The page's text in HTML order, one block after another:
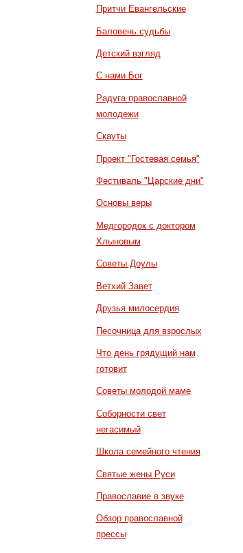
Притчи Евангельские
Баловень судьбы
Детский взгляд
С нами Бог
Радуга православной
молодежи
Скауты
Проект "Гостевая семья"
Фестиваль "Царские дни"
Основы веры
Медгородок с доктором
Хлыновым
Советы Доулы
Ветхий Завет
Друзья милосердия
Песочница для взрослых
Что день грядущий нам
готовит
Советы молодой маме
Соборности свет
негасимый
Школа семейного чтения
Святые жены Руси
Православие в звуке
Обзор православной
прессы